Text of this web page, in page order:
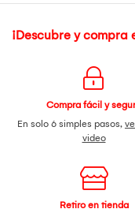
¡Descubre y compra
Compra fácil y
En solo 6 simples pasos,
video
Retiro en tienda